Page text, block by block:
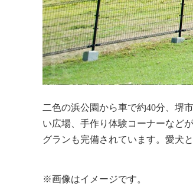
二色の浜公園から車で約40分、堺
い広場、手作り体験コーナーなど
グランも完備されています。愛犬
※画像はイメージです。